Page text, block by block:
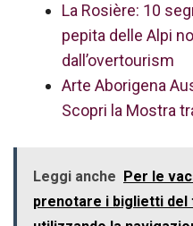
La Rosière: 10
pepita delle Alpi
dall’overtourism
Arte Aborigena
Scopri la Mostra
Leggi anche
Per le
prenotare i biglietti